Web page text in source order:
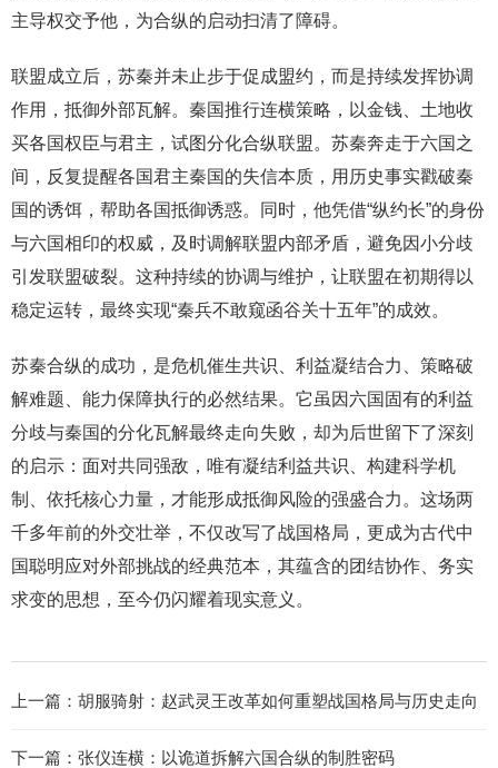
主导权交予他，为合纵的启动扫清了障碍。
联盟成立后，苏秦并未止步于促成盟约，而是持续发挥协调
作用，抵御外部瓦解。秦国推行连横策略，以金钱、土地收
买各国权臣与君主，试图分化合纵联盟。苏秦奔走于六国之
间，反复提醒各国君主秦国的失信本质，用历史事实戳破秦
国的诱饵，帮助各国抵御诱惑。同时，他凭借“纵约长”的身份
与六国相印的权威，及时调解联盟内部矛盾，避免因小分歧
引发联盟破裂。这种持续的协调与维护，让联盟在初期得以
稳定运转，最终实现“秦兵不敢窥函谷关十五年”的成效。
苏秦合纵的成功，是危机催生共识、利益凝结合力、策略破
解难题、能力保障执行的必然结果。它虽因六国固有的利益
分歧与秦国的分化瓦解最终走向失败，却为后世留下了深刻
的启示：面对共同强敌，唯有凝结利益共识、构建科学机
制、依托核心力量，才能形成抵御风险的强盛合力。这场两
千多年前的外交壮举，不仅改写了战国格局，更成为古代中
国聪明应对外部挑战的经典范本，其蕴含的团结协作、务实
求变的思想，至今仍闪耀着现实意义。
上一篇： 胡服骑射：赵武灵王改革如何重塑战国格局与历史走向
下一篇： 张仪连横：以诡道拆解六国合纵的制胜密码